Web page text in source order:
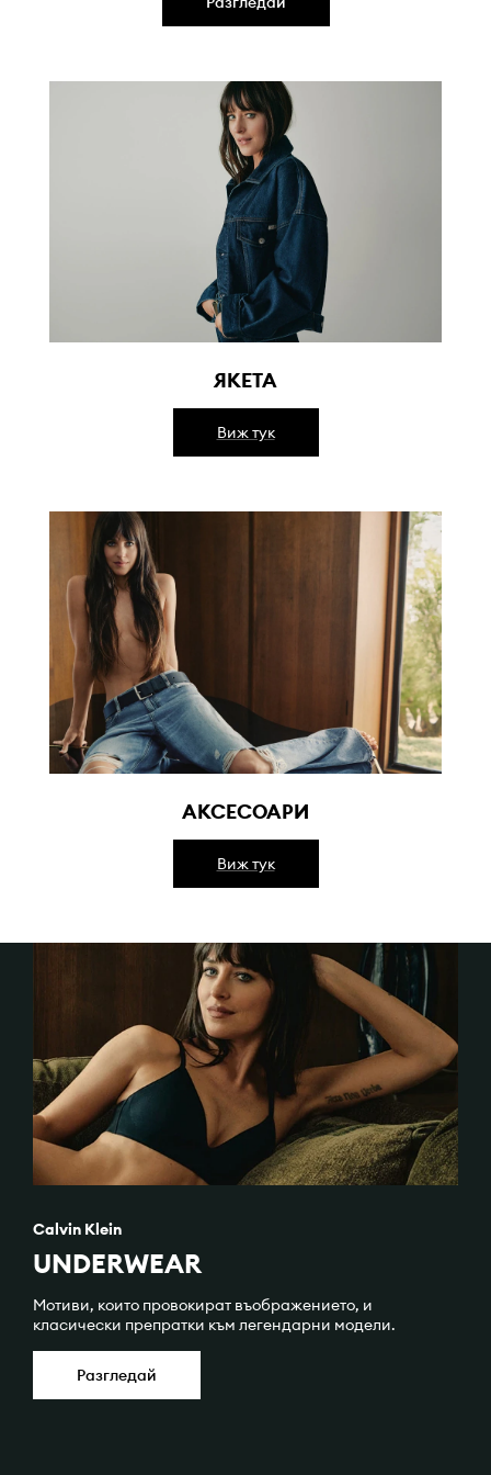
ЯКЕТА
Виж тук
АКСЕСОАРИ
Виж тук
Calvin Klein
UNDERWEAR
Мотиви, които провокират въображението, и
класически препратки към легендарни модели.
Разгледай